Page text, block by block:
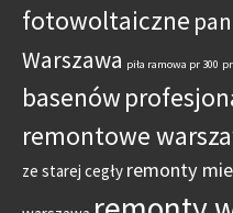
fotowoltaiczne
Warszawa piła ramowa pr 300
basenów
remontowe
ze starej cegły remonty